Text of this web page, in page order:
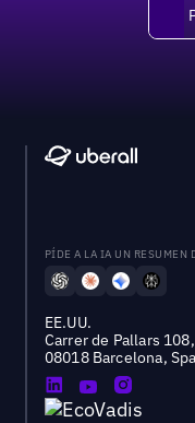
Pide
PÍDE A LA IA UN RESUMEN
EE.UU.
Carrer de Pallars 108,
08018 Barcelona,